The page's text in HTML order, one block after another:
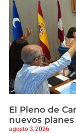
El Pleno de
nuevos
agosto 3, 2026